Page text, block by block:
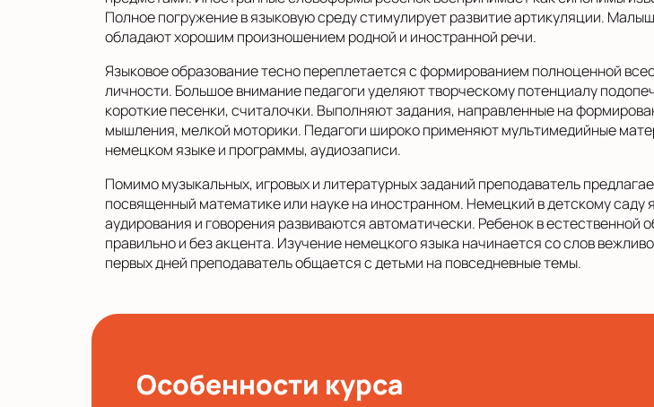
Полное погружение в языковую среду стимулирует развитие артикуляции.
обладают хорошим произношением родной и иностранной речи.
Языковое образование тесно переплетается с формированием полноценной
личности. Большое внимание педагоги уделяют творческому потенциалу
короткие песенки, считалочки. Выполняют задания, направленные на
мышления, мелкой моторики. Педагоги широко применяют мультимедийные
немецком языке и программы, аудиозаписи.
Помимо музыкальных, игровых и литературных заданий преподаватель
посвященный математике или науке на иностранном. Немецкий в детскому
аудирования и говорения развиваются автоматически. Ребенок в
правильно и без акцента. Изучение немецкого языка начинается со слов
первых дней преподаватель общается с детьми на повседневные темы.
Особенности курса